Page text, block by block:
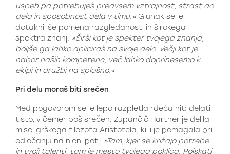
uspeh pa potrebuješ predvsem vztrajnost, strast do
dela in sposobnost dela v timu.« Gluhak se je
dotaknil še pomena razgledanosti in širokega
spektra znanj: »Širši kot je spekter tvojega znanja,
boljše ga lahko apliciraš na svoje delo. Večji kot je
nabor naših kompetenc, več lahko doprinesemo k
ekipi in družbi na splošno.«
Pri delu moraš biti srečen
Med pogovorom se je lepo razpletla rdeča nit: delati
tisto, v čemer boš srečen. Zupančič Hartner je delila
misel grškega filozofa Aristotela, ki ji je pomagala pri
odločanju na njeni poti: »Tam, kjer se križajo potrebe
in tvoji talenti, tam je mesto tvojega poklica. Poiskati